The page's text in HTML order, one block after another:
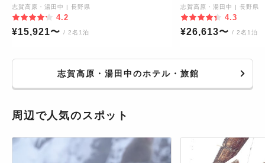
志賀高原・湯田中 | 長野県
4.2
¥15,921〜 / 2名1泊
志賀高原・湯田中 | 長野県
4.3
¥26,613〜 / 2名1泊
志賀高原・湯田中のホテル・旅館
周辺で人気のスポット